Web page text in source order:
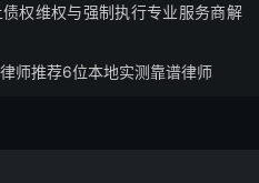
权维权与强制执行专业服务商解
师推荐6位本地实测靠谱律师